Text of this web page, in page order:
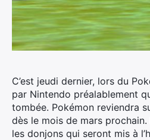
C’est jeudi dernier, lors du
par Nintendo préalablement
tombée. Pokémon reviendra
dès le mois de mars
les donjons qui seront mis à